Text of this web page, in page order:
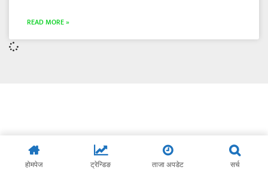
READ MORE »
होमपेज ट्रेन्डिङ ताजा अपडेट सर्च